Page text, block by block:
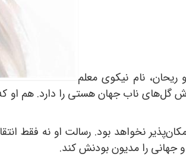
نام نیکوی معلم
ناب جهان هستی را دارد. هم او که
نخواهد بود. رسالت او نه فقط
جهانی را مدیون بودنش کند.